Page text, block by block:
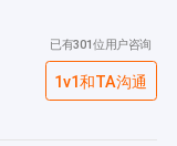
已有301位用户咨询
1v1和TA沟通